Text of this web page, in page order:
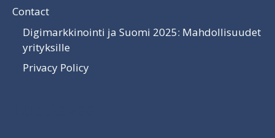
Contact
Digimarkkinointi ja Suomi 2025: Mahdollisuudet
yrityksille
Privacy Policy